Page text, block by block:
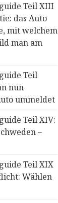
Teil XIII
das Auto
mit welchem
man am
Teil
nun
ummeldet
Teil XIV:
–
Teil XIX
Wählen